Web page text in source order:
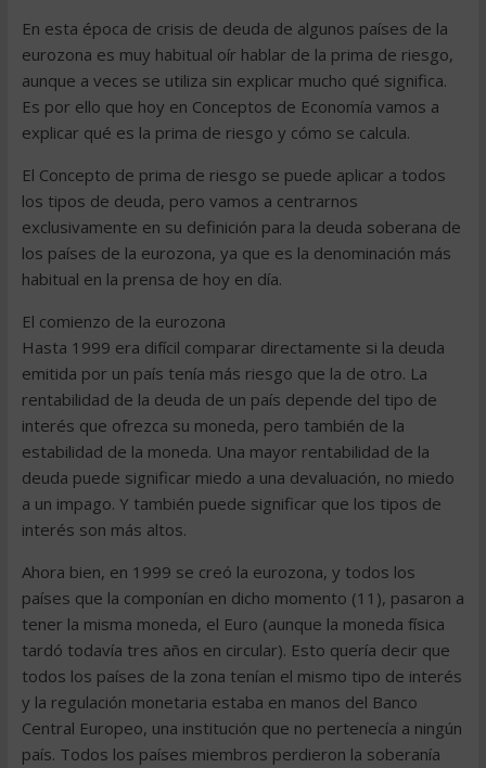
En esta época de crisis de deuda de algunos países de la
eurozona es muy habitual oír hablar de la prima de riesgo,
aunque a veces se utiliza sin explicar mucho qué significa.
Es por ello que hoy en Conceptos de Economía vamos a
explicar qué es la prima de riesgo y cómo se calcula.
El Concepto de prima de riesgo se puede aplicar a todos
los tipos de deuda, pero vamos a centrarnos
exclusivamente en su definición para la deuda soberana de
los países de la eurozona, ya que es la denominación más
habitual en la prensa de hoy en día.
El comienzo de la eurozona
Hasta 1999 era difícil comparar directamente si la deuda
emitida por un país tenía más riesgo que la de otro. La
rentabilidad de la deuda de un país depende del tipo de
interés que ofrezca su moneda, pero también de la
estabilidad de la moneda. Una mayor rentabilidad de la
deuda puede significar miedo a una devaluación, no miedo
a un impago. Y también puede significar que los tipos de
interés son más altos.
Ahora bien, en 1999 se creó la eurozona, y todos los
países que la componían en dicho momento (11), pasaron a
tener la misma moneda, el Euro (aunque la moneda física
tardó todavía tres años en circular). Esto quería decir que
todos los países de la zona tenían el mismo tipo de interés
y la regulación monetaria estaba en manos del Banco
Central Europeo, una institución que no pertenecía a ningún
país. Todos los países miembros perdieron la soberanía